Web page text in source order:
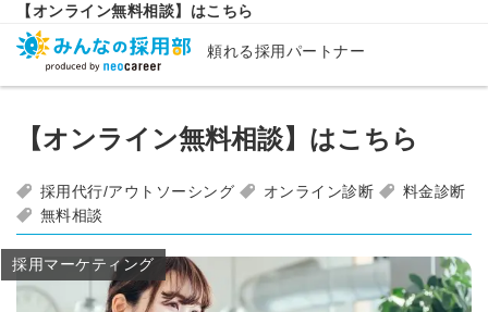
【オンライン無料相談】はこちら
頼れる採用パートナー
【オンライン無料相談】はこちら
採用代行/アウトソーシング オンライン診断
料金診断
無料相談
採用マーケティング